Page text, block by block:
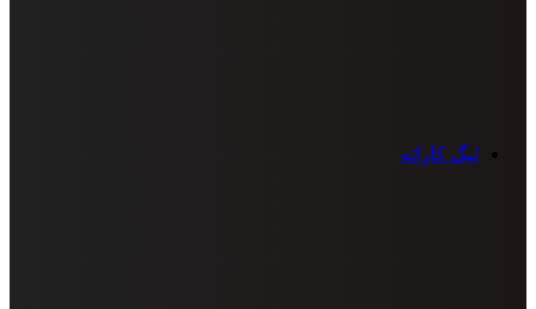
لیگ کاراته